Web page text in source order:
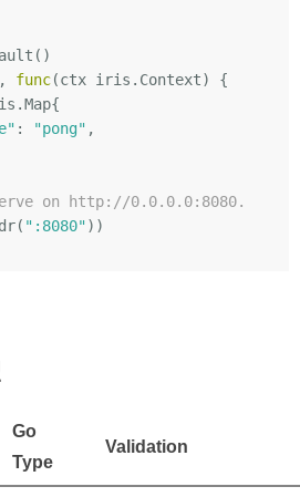
, func(ctx iris.Context)
{
: "pong" ,
on http://0.0.0.0:8080.
":8080"))
Go
Type
Validation